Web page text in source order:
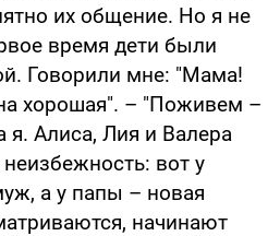
их общение. Но я не
время дети были
Говорили мне: "Мама!
хорошая". – "Поживем –
я. Алиса, Лия и Валера
вот у
а у папы – новая
начинают